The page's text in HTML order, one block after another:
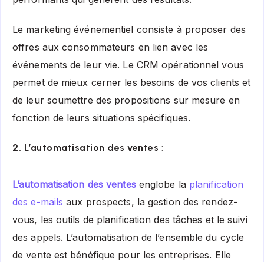
Le marketing événementiel consiste à proposer des
offres aux consommateurs en lien avec les
événements de leur vie. Le CRM opérationnel vous
permet de mieux cerner les besoins de vos clients et
de leur soumettre des propositions sur mesure en
fonction de leurs situations spécifiques.
2. L’automatisation des ventes :
L’automatisation des ventesenglobe la planification
des e-mails aux prospects, la gestion des rendez-
vous, les outils de planification des tâches et le suivi
des appels. L’automatisation de l’ensemble du cycle
de vente est bénéfique pour les entreprises. Elle